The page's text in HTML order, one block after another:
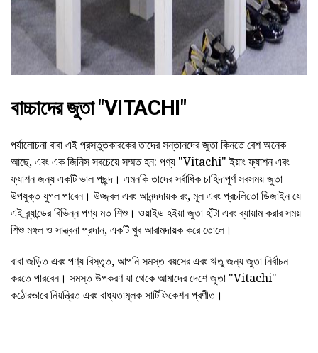
বাচ্চাদের জুতা "VITACHI"
পর্যালোচনা বাবা এই প্রস্তুতকারকের তাদের সন্তানদের জুতা কিনতে বেশ অনেক
আছে, এবং এক জিনিস সবচেয়ে সম্মত হন: পণ্য "Vitachi" ইয়াং ফ্যাশন এবং
ফ্যাশন জন্য একটি ভাল পছন্দ। এমনকি তাদের সর্বাধিক চাহিদাপূর্ণ সবসময় জুতা
উপযুক্ত যুগল পাবেন। উজ্জ্বল এবং আনন্দদায়ক রং, মূল এবং প্রচলিতো ডিজাইন যে
এই ব্র্যান্ডের বিভিন্ন পণ্য মত শিশু। ওয়াইড হইয়া জুতা হাঁটা এবং ব্যায়াম করার সময়
শিশু মঙ্গল ও সান্ত্বনা প্রদান, একটি খুব আরামদায়ক করে তোলে।
বাবা জড়িত এবং পণ্য বিস্তৃত, আপনি সমস্ত বয়সের এবং ঋতু জন্য জুতা নির্বাচন
করতে পারবেন। সমস্ত উপকরণ যা থেকে আমাদের দেশে জুতা "Vitachi"
কঠোরভাবে নিয়ন্ত্রিত এবং বাধ্যতামূলক সার্টিফিকেশন প্রণীত।